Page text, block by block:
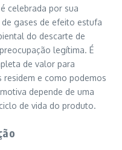
celebrada por sua
gases de efeito estufa
do descarte de
legítima. É
de valor para
residem e como podemos
depende de uma
de vida do produto.